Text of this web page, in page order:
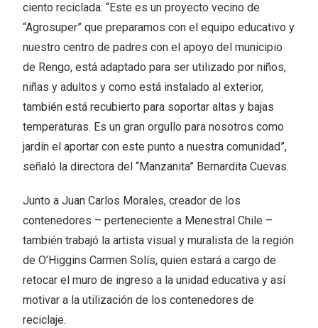
ciento reciclada: “Este es un proyecto vecino de
“Agrosuper” que preparamos con el equipo educativo y
nuestro centro de padres con el apoyo del municipio
de Rengo, está adaptado para ser utilizado por niños,
niñas y adultos y como está instalado al exterior,
también está recubierto para soportar altas y bajas
temperaturas. Es un gran orgullo para nosotros como
jardín el aportar con este punto a nuestra comunidad”,
señaló la directora del “Manzanita” Bernardita Cuevas.
Junto a Juan Carlos Morales, creador de los
contenedores – perteneciente a Menestral Chile –
también trabajó la artista visual y muralista de la región
de O’Higgins Carmen Solís, quien estará a cargo de
retocar el muro de ingreso a la unidad educativa y así
motivar a la utilización de los contenedores de
reciclaje.